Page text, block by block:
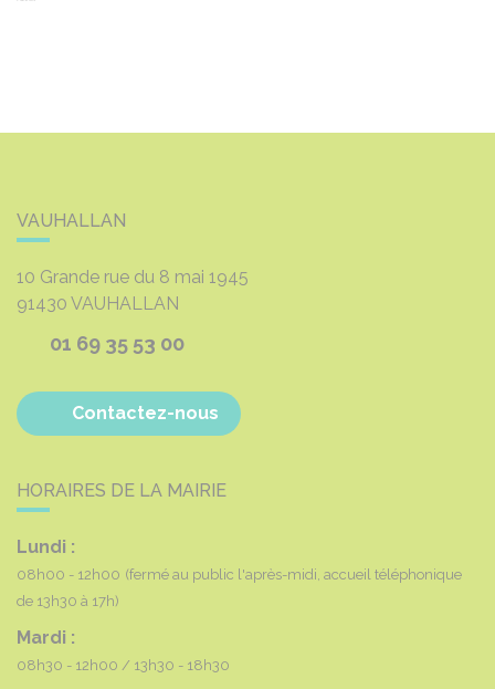
VAUHALLAN
10 Grande rue du 8 mai 1945
91430 VAUHALLAN
01 69 35 53 00
Contactez-nous
HORAIRES DE LA MAIRIE
Lundi :
08h00 - 12h00 (fermé au public l'après-midi, accueil téléphonique
de 13h30 à 17h)
Mardi :
08h30 - 12h00 13h30 - 18h30